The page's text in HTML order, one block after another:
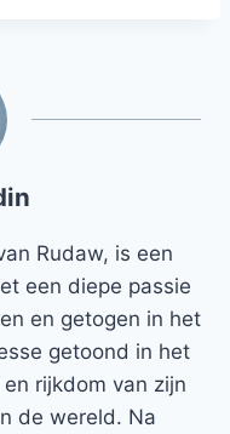
Rudaw, is een
een diepe passie
en getogen in het
getoond in het
rijkdom van zijn
de wereld. Na